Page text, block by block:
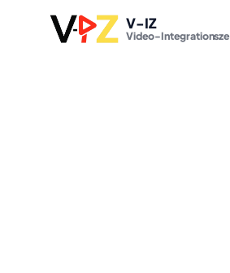
V-IZ
Video-